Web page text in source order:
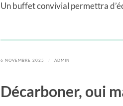
Un buffet convivial permettra
6 NOVEMBRE 2025 ADMIN
Décarboner, oui